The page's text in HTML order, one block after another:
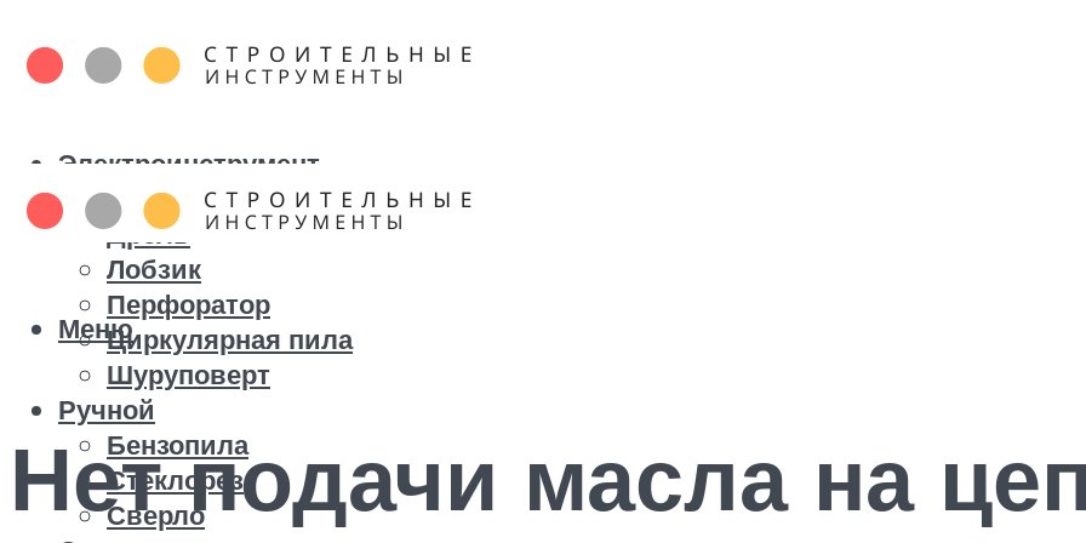
Электроинструмент
Болгарка
Дрель
Лобзик
Перфоратор
Циркулярная пила
Шуруповерт
Ручной
Бензопила
Стеклорез
Сверло
Меню
Нет подачи масла на